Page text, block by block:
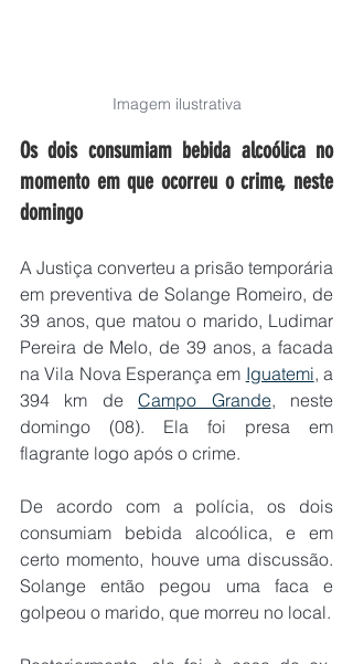
Imagem ilustrativa
Os dois consumiam bebida alcoólica no
momento em que ocorreu o crime, neste
domingo
A Justiça converteu a prisão temporária
em preventiva de Solange Romeiro, de
39 anos, que matou o marido, Ludimar
Pereira de Melo, de 39 anos, a facada
na Vila Nova Esperança em Iguatemi, a
394 km de Campo Grande, neste
domingo (08). Ela foi presa em
flagrante logo após o crime.
De acordo com a polícia, os dois
consumiam bebida alcoólica, e em
certo momento, houve uma discussão.
Solange então pegou uma faca e
golpeou o marido, que morreu no local.